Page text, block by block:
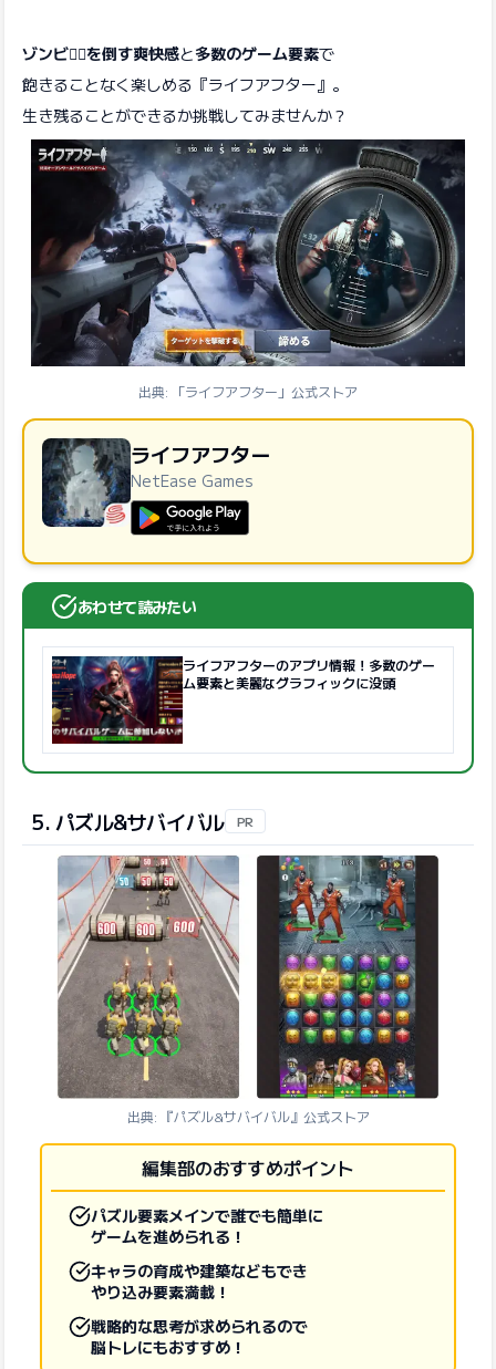
ゾンビ🧟‍♂️を倒す爽快感と多数のゲーム要素で
飽きることなく楽しめる『ライフアフター』。
生き残ることができるか挑戦してみませんか？
出典: 「ライフアフター」公式ストア
ライフアフター
NetEase Games
あわせて読みたい
ライフアフターのアプリ情報！多数のゲー
ム要素と美麗なグラフィックに没頭
5. パズル&サバイバル PR
出典: 『パズル&サバイバル』公式ストア
編集部のおすすめポイント
パズル要素メインで誰でも簡単に
ゲームを進められる！
キャラの育成や建築などもでき
やり込み要素満載！
戦略的な思考が求められるので
脳トレにもおすすめ！